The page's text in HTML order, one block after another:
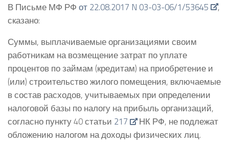
В Письме МФ РФ от 22.08.2017 N 03-03-06/1/53645
,
сказано:
Суммы, выплачиваемые организациями своим
работникам на возмещение затрат по уплате
процентов по займам (кредитам) на приобретение и
(или) строительство жилого помещения, включаемые
в состав расходов, учитываемых при определении
налоговой базы по налогу на прибыль организаций,
согласно пункту 40 статьи 217
НК РФ, не подлежат
обложению налогом на доходы физических лиц.